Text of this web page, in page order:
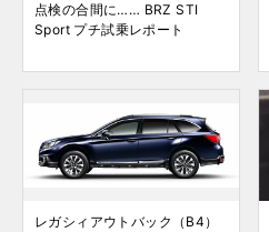
点検の合間に…… BRZ STI
Sport プチ試乗レポート
レガシィアウトバック（B4）